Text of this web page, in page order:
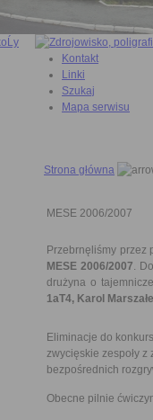
Kontakt
Linki
Szukaj
Mapa serwisu
Strona główna
MESE 2006/2007
Przebrnęliśmy
MESE 2006/2007.
drużyna o
1aT4, Karol
Eliminacje do
zwycięskie zespoły
bezpośrednich
Obecne pilnie